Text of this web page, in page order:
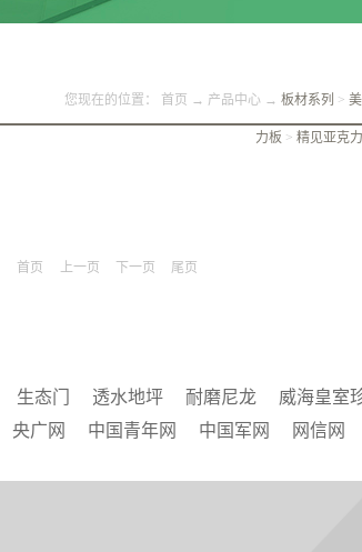
您现在的位置： 首页 → 产品中心 → 板材系列 >
力板 > 精见亚克
首页 上一页 下一页 尾页
生态门 透水地坪 耐磨尼龙 威海皇室
央广网 中国青年网 中国军网 网信网